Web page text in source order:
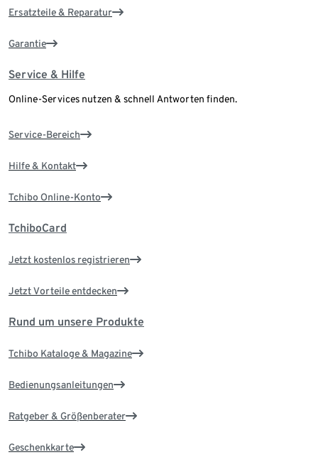
Ersatzteile & Reparatur
Garantie
Service & Hilfe
Online-Services nutzen & schnell Antworten finden.
Service-Bereich
Hilfe & Kontakt
Tchibo Online-Konto
TchiboCard
Jetzt kostenlos registrieren
Jetzt Vorteile entdecken
Rund um unsere Produkte
Tchibo Kataloge & Magazine
Bedienungsanleitungen
Ratgeber & Größenberater
Geschenkkarte